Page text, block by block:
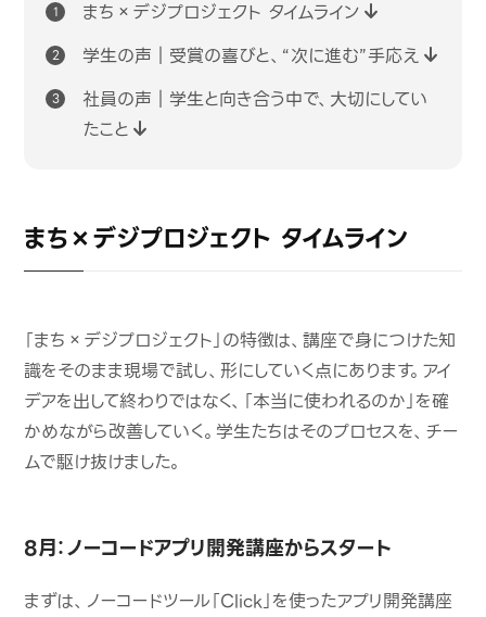
まち×デジプロジェクト タイムライン
学生の声｜受賞の喜びと、“次に進む”手応え
社員の声｜学生と向き合う中で、大切にしてい
たこと
まち×デジプロジェクト タイムライン
「まち×デジプロジェクト」の特徴は、講座で身につけた知
識をそのまま現場で試し、形にしていく点にあります。アイ
デアを出して終わりではなく、「本当に使われるのか」を確
かめながら改善していく。学生たちはそのプロセスを、チー
ムで駆け抜けました。
8月：ノーコードアプリ開発講座からスタート
まずは、ノーコードツール「Click」を使ったアプリ開発講座